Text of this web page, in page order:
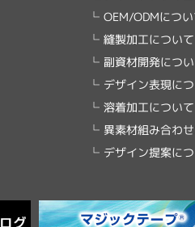
OEM/ODMにつ
縫製加工について
副資材開発につ
デザイン表現に
溶着加工について
異素材組み合わ
デザイン提案に